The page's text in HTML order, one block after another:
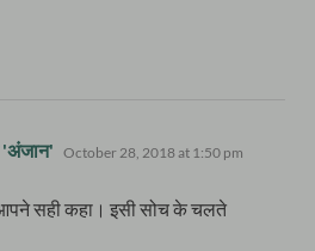
'अंजान' says:
October 28, 2018 at 1:50 pm
सही कहा। इसी सोच के चलते